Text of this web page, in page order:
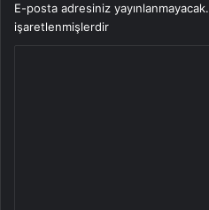
E-posta adresiniz yayınlanmayacak.
işaretlenmişlerdir